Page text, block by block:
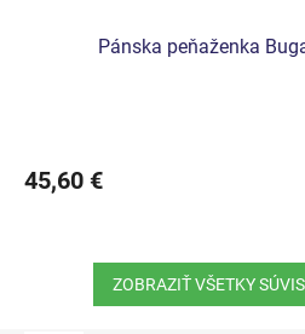
Pánska peňaženka
45,60 €
ZOBRAZIŤ VŠETKY